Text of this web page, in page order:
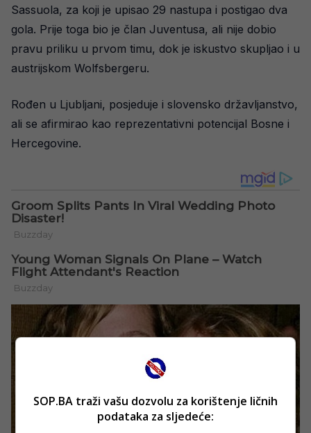
Sassuola, za koji je upisao 29 nastupa i postigao dva
gola. Prije toga bio je član Juventusa, ali nije dobio
pravu priliku u prvom timu, dok je iskustvo skupljao i u
austrijskom Wolfsbergeru.
Rođen u Ljubljani, posjeduje i slovensko državljanstvo,
ali se afirmirao kao reprezentativni potencijal Bosne i
Hercegovine.
SOP.BA traži vašu dozvolu za korištenje ličnih
podataka za sljedeće: